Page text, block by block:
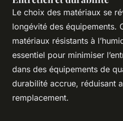
Le choix des matériaux se
longévité des équipements.
matériaux résistants à
essentiel pour minimiser
dans des équipements de
durabilité accrue, réduisant
remplacement.